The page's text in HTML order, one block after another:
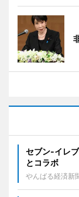
セブン‐イレ
とコラボ
やんばる経済新